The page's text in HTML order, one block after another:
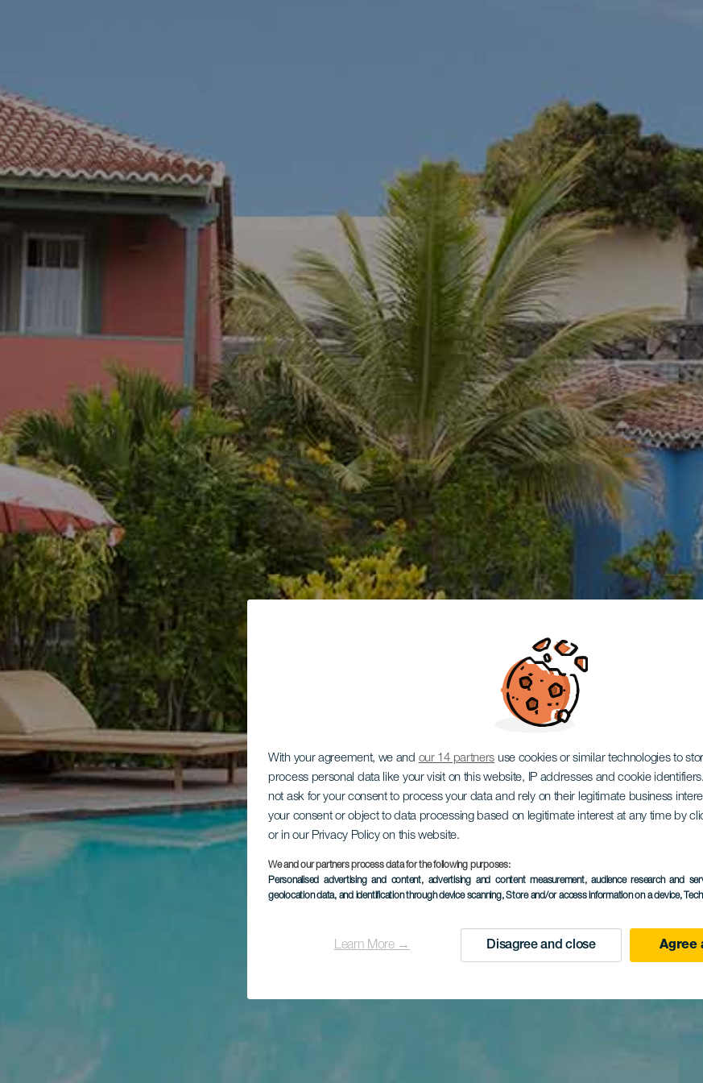
With your agreement, we and our 14 partners use cookies or similar technologies to
process personal data like your visit on this website, IP addresses and cookie
not ask for your consent to process your data and rely on their legitimate business
your consent or object to data processing based on legitimate interest at any time by
or in our Privacy Policy on this website.
We and our partners process data for the following purposes:
Personalised advertising and content, advertising and content measurement, audience research and
geolocation data, and identification through device scanning, Store and/or access information on a device,
Learn More → Disagree and close Agree